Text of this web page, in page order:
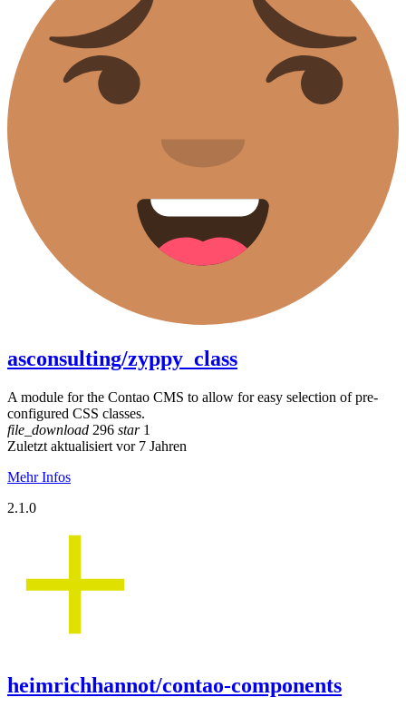
asconsulting/zyppy_class
A module for the Contao CMS to allow for easy selection of pre-
configured CSS classes.
file_download 296 star1
Zuletzt aktualisiert vor 7 Jahren
Mehr Infos
2.1.0
heimrichhannot/contao-components